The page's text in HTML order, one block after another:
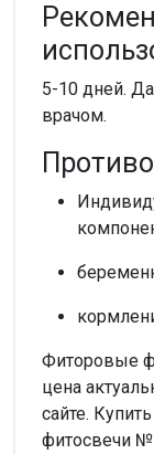
5-10 дней.
врачом.
Фиторовые
цена
сайте.
фитосвечи